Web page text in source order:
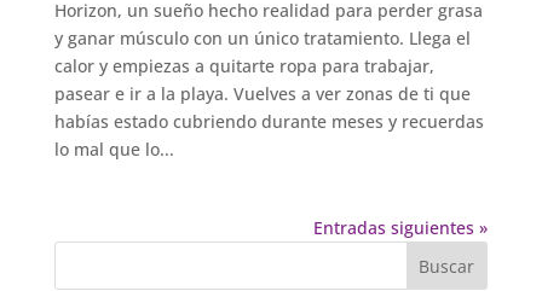
Horizon, un sueño hecho realidad para perder grasa
y ganar músculo con un único tratamiento. Llega el
calor y empiezas a quitarte ropa para trabajar,
pasear e ir a la playa. Vuelves a ver zonas de ti que
habías estado cubriendo durante meses y recuerdas
lo mal que lo...
Entradas siguientes »